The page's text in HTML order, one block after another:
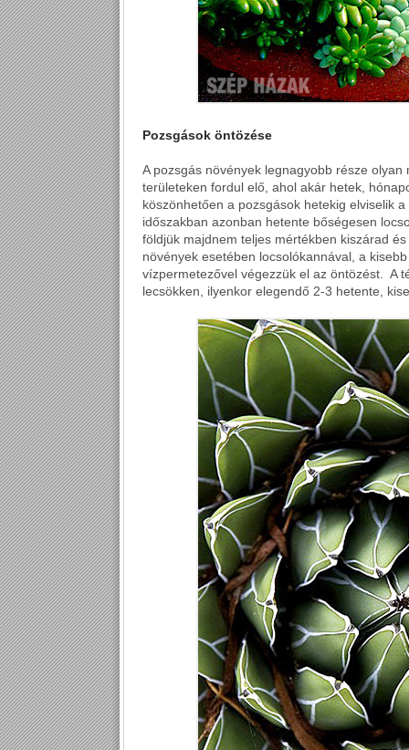
Pozsgások öntözése
A pozsgás növények legnagyobb része
területeken fordul elő, ahol akár hetek,
köszönhetően a pozsgások hetekig elviselik
időszakban azonban hetente bőségesen
földjük majdnem teljes mértékben kiszárad
növények esetében locsolókannával, a
vízpermetezővel végezzük el az öntözést. A
lecsökken, ilyenkor elegendő 2-3 hetente,